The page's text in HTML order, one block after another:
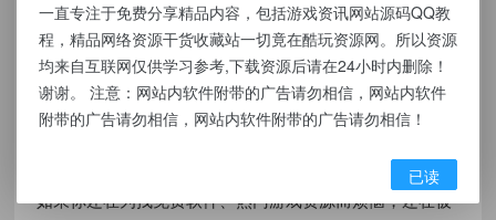
权，还可能给用户带来安全风险。而酷玩资源网严格遵守
相关规定，所有资源均合规收录，拒绝违规资源，同时坚
持无广告、无捆绑，既能满足用户的资源需求，又能保障
用户的使用安全，这也是其能被百度快速收录、获得良好
如果你还在为找免费软件、热门游戏资源而烦恼，还在被
一直专注于免费分享精品内容，包括游戏资讯网站源码QQ教
程，精品网络资源干货收藏站一切竟在酷玩资源网。所以资源
均来自互联网仅供学习参考,下载资源后请在24小时内删除！
谢谢。 注意：网站内软件附带的广告请勿相信，网站内软件
附带的广告请勿相信，网站内软件附带的广告请勿相信！
已读